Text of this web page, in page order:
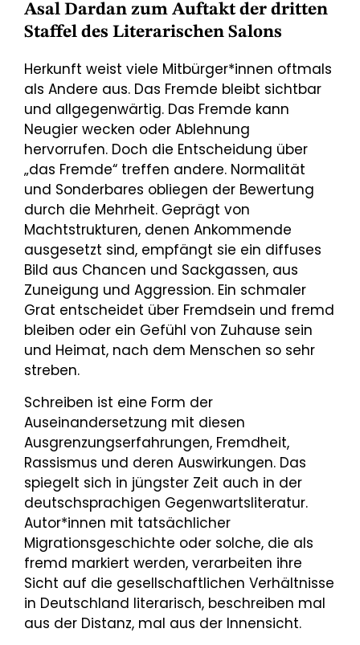
Asal Dardan zum Auftakt der dritten
Staffel des Literarischen Salons
Herkunft weist viele Mitbürger*innen oftmals
als Andere aus. Das Fremde bleibt sichtbar
und allgegenwärtig. Das Fremde kann
Neugier wecken oder Ablehnung
hervorrufen. Doch die Entscheidung über
„das Fremde“ treffen andere. Normalität
und Sonderbares obliegen der Bewertung
durch die Mehrheit. Geprägt von
Machtstrukturen, denen Ankommende
ausgesetzt sind, empfängt sie ein diffuses
Bild aus Chancen und Sackgassen, aus
Zuneigung und Aggression. Ein schmaler
Grat entscheidet über Fremdsein und fremd
bleiben oder ein Gefühl von Zuhause sein
und Heimat, nach dem Menschen so sehr
streben.
Schreiben ist eine Form der
Auseinandersetzung mit diesen
Ausgrenzungserfahrungen, Fremdheit,
Rassismus und deren Auswirkungen. Das
spiegelt sich in jüngster Zeit auch in der
deutschsprachigen Gegenwartsliteratur.
Autor*innen mit tatsächlicher
Migrationsgeschichte oder solche, die als
fremd markiert werden, verarbeiten ihre
Sicht auf die gesellschaftlichen Verhältnisse
in Deutschland literarisch, beschreiben mal
aus der Distanz, mal aus der Innensicht.